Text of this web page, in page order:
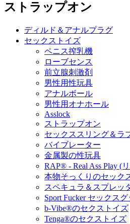
ストラップオン
ディルド＆アナルプラグ
セックストイズ
ペニス搾乳機
ローブセンス
前立腺刺激剤
男性用性玩具
アナルボール
男性用オナホール
Asslock
ストラップオン
セックススリング＆ラ
バイブレーター
金属製の性玩具
RAP® - Real Ass Play (
本物そっくりのセック
スペキュラ＆スプレッ
Sport Fucker セックス
b-Vibe®のセクストイズ
Tenga®のセクストイズ